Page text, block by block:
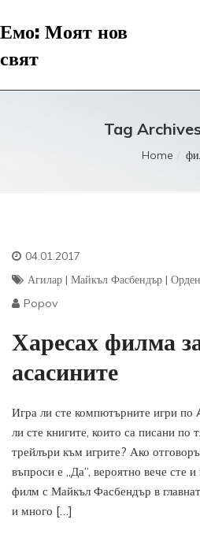
Емо: Моят нов
свят
Tag
Home
04.01.2017
Агилар | Майкъл Фасбендър |
Popov
Харесах филма
асасините
Игра ли сте компютърните игри
ли сте книгите, които са писани по
трейлъри към игрите? Ако
въпроси е „Да“, вероятно вече сте
филм с Майкъл Фасбендър в
и много […]